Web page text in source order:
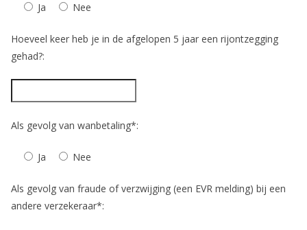
Ja Nee
Hoeveel keer heb je in de afgelopen 5 jaar een rijontzegging
gehad?:
Als gevolg van wanbetaling*:
Ja Nee
Als gevolg van fraude of verzwijging (een EVR melding) bij een
andere verzekeraar*: